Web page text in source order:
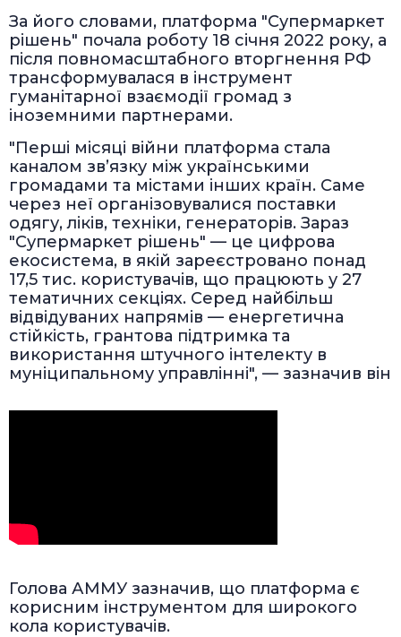
За його словами, платформа "Супермаркет
рішень" почала роботу 18 січня 2022 року, а
після повномасштабного вторгнення РФ
трансформувалася в інструмент
гуманітарної взаємодії громад з
іноземними партнерами.
"Перші місяці війни платформа стала
каналом зв’язку між українськими
громадами та містами інших країн. Саме
через неї організовувалися поставки
одягу, ліків, техніки, генераторів. Зараз
"Супермаркет рішень" — це цифрова
екосистема, в якій зареєстровано понад
17,5 тис. користувачів, що працюють у 27
тематичних секціях. Серед найбільш
відвідуваних напрямів — енергетична
стійкість, грантова підтримка та
використання штучного інтелекту в
муніципальному управлінні", — зазначив він
Голова АММУ зазначив, що платформа є
корисним інструментом для широкого
кола користувачів.